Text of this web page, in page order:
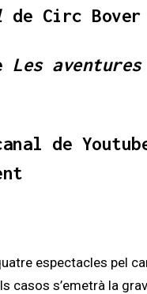
de Circ Bover
Les
de
espectacles pel
s’emetrà la